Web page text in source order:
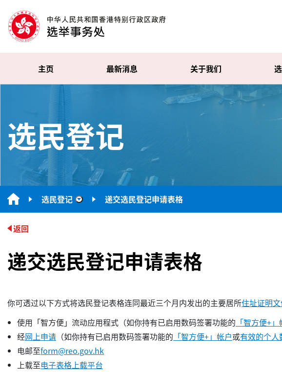
主页 最新消息 关于我们
选民登记
选民登记 “选民登记”递交选民登记申请表格
返回
递交选民登记申请表格
你可透过以下方式将选民登记表格连同最近三个月内发出的主要居所住址证明
使用「智方便」流动应用程式（如你持有已启用数码签署功能的 「智方便+」
经网上申请 （如你持有已启用数码签署功能的 「智方便+」帐户或有效的个人
电邮至form@reo.gov.hk
上载至电子表格上载平台